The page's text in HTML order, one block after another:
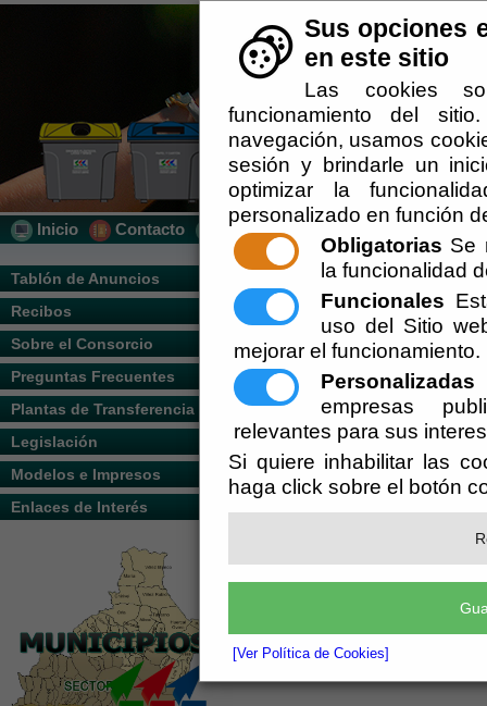
Sus opciones
en este sitio
Las cookies
funcionamiento del
navegación, usamos
sesión y brindarle un
optimizar la
personalizado en función
Obligatorias Se
la funcionalidad
Funcionales
uso del Sitio
mejorar el funcionamiento.
Personalizadas
empresas
relevantes para sus
Si quiere inhabilitar las
haga click sobre el botón
[Ver Política de Cookies]
Inicio Contacto Localización
Tablón de Anuncios
Recibos
Sobre el Consorcio
Preguntas Frecuentes
Plantas de Transferencia
Legislación
Modelos e Impresos
Enlaces de Interés
Usted se encuentra aquí:Inicio //
El documento con referencia